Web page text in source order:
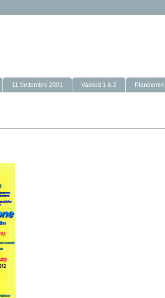
11 Settembre 2001 Vaxxed 1 & 2 Plandemin